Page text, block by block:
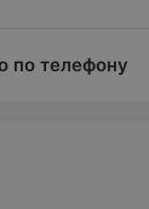
по телефону